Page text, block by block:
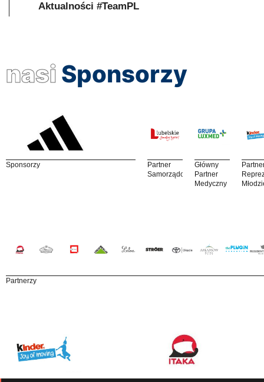
Aktualności #TeamPL
nasi Sponsorzy
Sponsorzy
Partner
Samorządowy
Główny
Partner
Medyczny
Partnerzy